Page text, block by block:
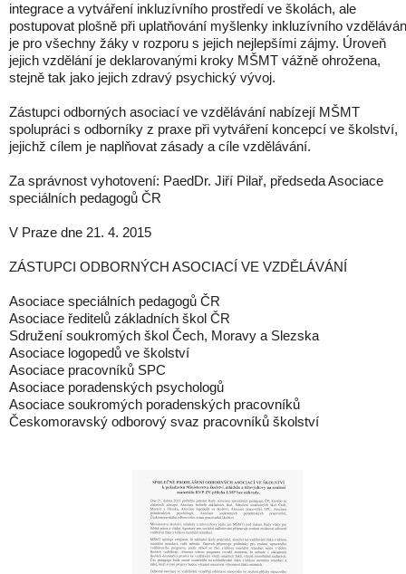
integrace a vytváření inkluzívního prostředí ve školách, ale
postupovat plošně při uplatňování myšlenky inkluzívního
je pro všechny žáky v rozporu s jejich nejlepšími zájmy. Úroveň
jejich vzdělání je deklarovanými kroky MŠMT vážně ohrožena,
stejně tak jako jejich zdravý psychický vývoj.
Zástupci odborných asociací ve vzdělávání nabízejí MŠMT
spolupráci s odborníky z praxe při vytváření koncepcí ve školství,
jejichž cílem je naplňovat zásady a cíle vzdělávání.
Za správnost vyhotovení: PaedDr. Jiří Pilař, předseda Asociace
speciálních pedagogů ČR
V Praze dne 21. 4. 2015
ZÁSTUPCI ODBORNÝCH ASOCIACÍ VE VZDĚLÁVÁNÍ
Asociace speciálních pedagogů ČR
Asociace ředitelů základních škol ČR
Sdružení soukromých škol Čech, Moravy a Slezska
Asociace logopedů ve školství
Asociace pracovníků SPC
Asociace poradenských psychologů
Asociace soukromých poradenských pracovníků
Českomoravský odborový svaz pracovníků školství